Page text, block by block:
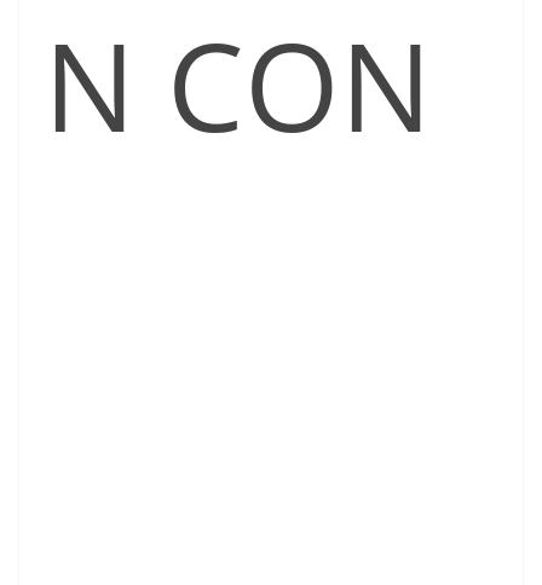
N CON